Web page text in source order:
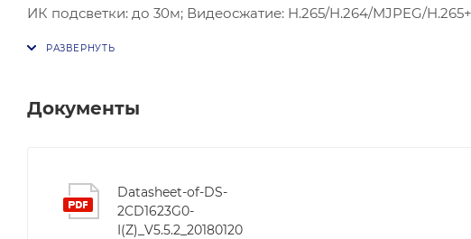
ИК подсветки: до 30м; Видеосжатие: H.265/H.264/MJPEG/
Документы
Datasheet-of-DS-
2CD1623G0-
I(Z)_V5.5.2_20180120